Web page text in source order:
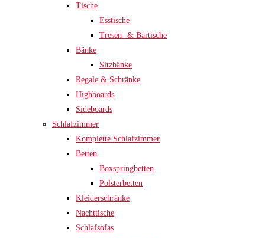
Tische
Esstische
Tresen- & Bartische
Bänke
Sitzbänke
Regale & Schränke
Highboards
Sideboards
Schlafzimmer
Komplette Schlafzimmer
Betten
Boxspringbetten
Polsterbetten
Kleiderschränke
Nachttische
Schlafsofas